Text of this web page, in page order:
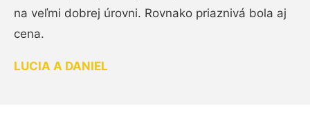
na veľmi dobrej úrovni. Rovnako priaznivá bola aj
cena.
LUCIA A DANIEL